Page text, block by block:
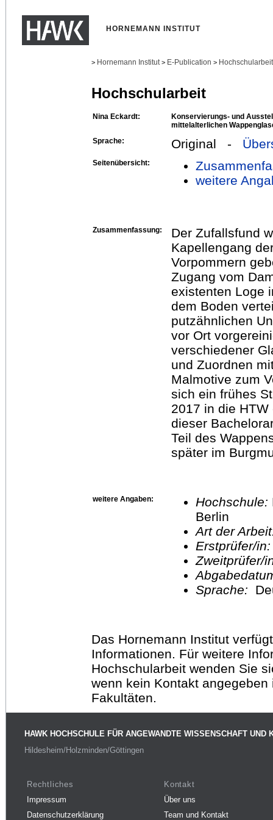
HORNEMANN INSTITUT
> Hornemann Institut > E-Publication >
Hochschularbeit
Nina Eckardt:
Konservierungs- und
mittelalterlichen
Sprache:
Original -
Seitenübersicht:
weitere
Zusammenfassung:
Der Zufallsfund
Kapellengang
Vorpommern
Zugang vom
existenten Loge
dem Boden
putzähnlichen
vor Ort
verschiedener
und Zuordnen
Malmotive zum
sich ein frühes
2017 in die
dieser
Teil des
später im
weitere Angaben: Hochschule:
Berlin
Art der
Erstprüfer/
Sprache:
Das Hornemann Institut
Informationen. Für weitere
Hochschularbeit wenden Sie
wenn kein Kontakt
Fakultäten.
HAWK HOCHSCHULE FÜR ANGEWANDTE WISSENSCHAFT UND
Hildesheim/Holzminden/Göttingen
Rechtliches
Impressum
Datenschutzerklärung
Kontakt
Über uns
Team und Kontakt